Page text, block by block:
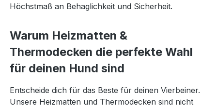
Höchstmaß an Behaglichkeit und Sicherheit.
Warum Heizmatten &
Thermodecken die perfekte Wahl
für deinen Hund sind
Entscheide dich für das Beste für deinen Vierbeiner.
Unsere Heizmatten und Thermodecken sind nicht